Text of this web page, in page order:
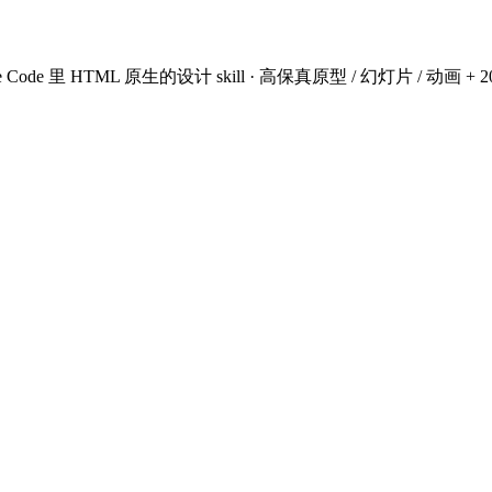
Code 里 HTML 原生的设计 skill · 高保真原型 / 幻灯片 / 动画 +